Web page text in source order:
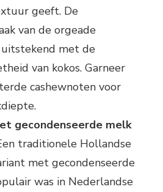
geeft. De
van de orgeade
met de
van kokos. Garneer
cashewnoten voor
gecondenseerde melk
traditionele Hollandse
met gecondenseerde
was in Nederlandse